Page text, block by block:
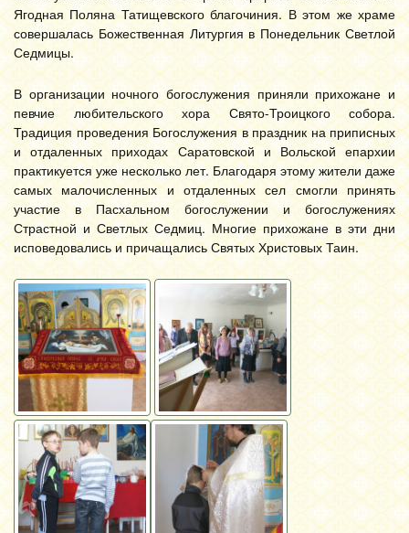
Ягодная Поляна Татищевского благочиния. В этом же храме
совершалась Божественная Литургия в Понедельник Светлой
Седмицы.
В организации ночного богослужения приняли прихожане и
певчие любительского хора Свято-Троицкого собора.
Традиция проведения Богослужения в праздник на приписных
и отдаленных приходах Саратовской и Вольской епархии
практикуется уже несколько лет. Благодаря этому жители даже
самых малочисленных и отдаленных сел смогли принять
участие в Пасхальном богослужении и богослужениях
Страстной и Светлых Седмиц. Многие прихожане в эти дни
исповедовались и причащались Святых Христовых Таин.